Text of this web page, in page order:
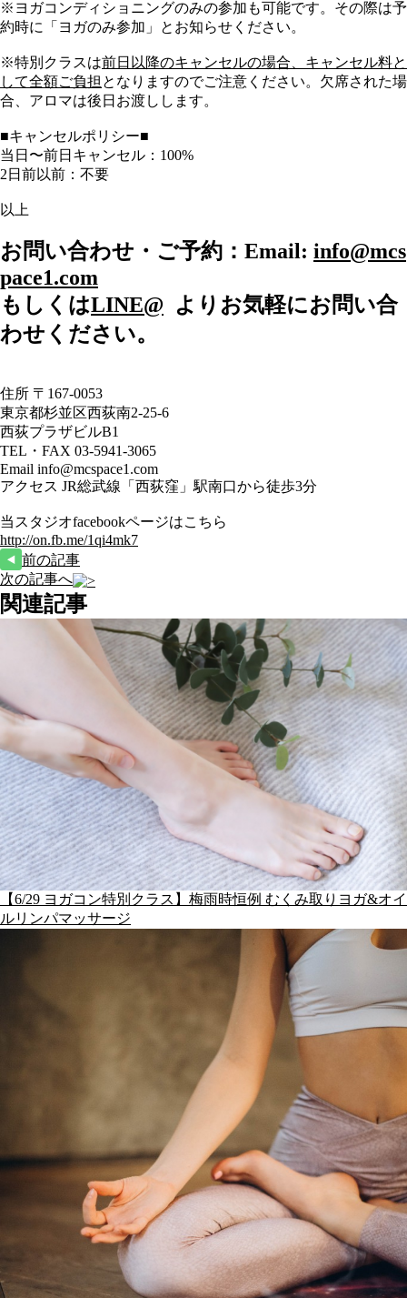
※ヨガコンディショニングのみの参加も可能です。その際は予
約時に「ヨガのみ参加」とお知らせください。
※特別クラスは前日以降のキャンセルの場合、キャンセル料と
して全額ご負担 となりますのでご注意ください。欠席された場
合、アロマは後日お渡しします。
■キャンセルポリシー■
当日〜前日キャンセル：100%
2日前以前：不要
以上
お問い合わせ・ご予約：Email: info@mcs
pace1.com
もしくはLINE@ よりお気軽にお問い合
わせください。
住所 〒167-0053
東京都杉並区西荻南2-25-6
西荻プラザビルB1
TEL・FAX 03-5941-3065
Email info@mcspace1.com
アクセス JR総武線「西荻窪」駅南口から徒歩3分
当スタジオfacebookページはこちら
http://on.fb.me/1qi4mk7
前の記事
次の記事へ
関連記事
【6/29 ヨガコン特別クラス】梅雨時恒例 むくみ取りヨガ&オイ
ルリンパマッサージ